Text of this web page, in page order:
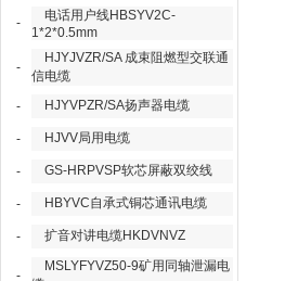
-
电话用户线HBSYV2C-
1*2*0.5mm
-
HJYJVZR/SA 成束阻燃型交联通
信电缆
-
HJYVPZR/SA扬声器电缆
- HJVV局用电缆
- GS-HRPVSP软芯屏蔽双绞线
- HBYVC自承式铜芯通讯电缆
- 扩音对讲电缆HKDVNVZ
-
MSLYFYVZ50-9矿用同轴泄漏电